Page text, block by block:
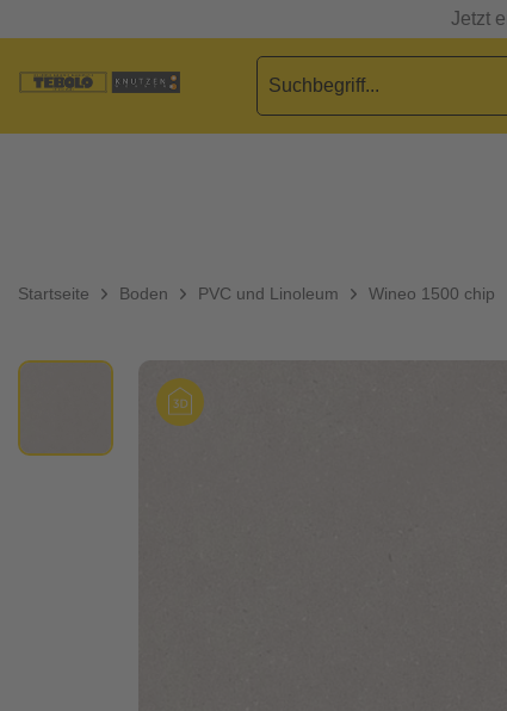
Jetzt
Startseite Boden PVC und Linoleum Wineo 1500 chip